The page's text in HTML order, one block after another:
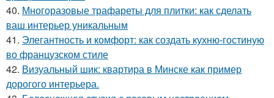
40. Многоразовые трафареты для плитки: как сделать
ваш интерьер уникальным
41. Элегантность и комфорт: как создать кухню-гостиную
во французском стиле
42. Визуальный шик: квартира в Минске как пример
дорогого интерьера.